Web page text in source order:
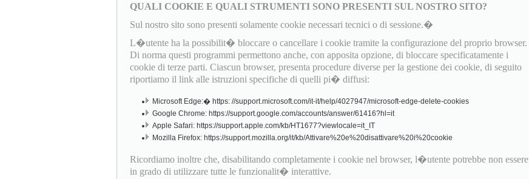
QUALI COOKIE E QUALI STRUMENTI SONO PRESENTI SUL NOSTRO SITO?
Sul nostro sito sono presenti solamente cookie necessari tecnici o di sessione.�
L�utente ha la possibilit� bloccare o cancellare i cookie tramite la configurazione del proprio browser.
Di norma questi programmi permettono anche, con apposita opzione, di bloccare specificatamente i
cookie di terze parti. Ciascun browser, presenta procedure diverse per la gestione dei cookie, di seguito
riportiamo il link alle istruzioni specifiche di quelli pi� diffusi:
Microsoft Edge:� https: //support.microsoft.com/it-it/help/4027947/microsoft-edge-delete-cookies
Google Chrome: https://support.google.com/accounts/answer/61416?hl=it
Apple Safari: https://support.apple.com/kb/HT1677?viewlocale=it_IT
Mozilla Firefox: https://support.mozilla.org/it/kb/Attivare%20e%20disattivare%20i%20cookie
Ricordiamo inoltre che, disabilitando completamente i cookie nel browser, l�utente potrebbe non essere
in grado di utilizzare tutte le funzionalit� interattive.